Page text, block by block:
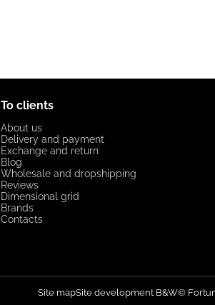
To clients
About us
Delivery and payment
Exchange and return
Blog
Wholesale and dropshipping
Reviews
Dimensional grid
Brands
Contacts
Site mapSite development B&W©